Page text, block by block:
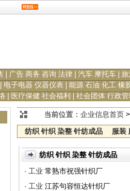
广告 商务 咨询 法律 汽车 摩托车
旅
电子电器 仪器仪表
能源 石油 化工 橡
医疗保健 社会福利 社会团体 行政
当前位置： 企业信息首页
纺织 针织 染整 针纺成品
服装
纺织 针织 染整 针纺成品
· 工业 常熟市祝强针织厂
· 工业 江苏句容恒达针织厂